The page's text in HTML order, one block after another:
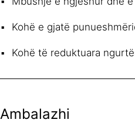
Kohë e gjatë
Kohë të reduktuara
Ambalazhi